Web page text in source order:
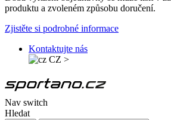
produktu a zvoleném způsobu doručení.
Zjistěte si podrobné informace
Kontaktujte nás
CZ >
Nav switch
Hledat